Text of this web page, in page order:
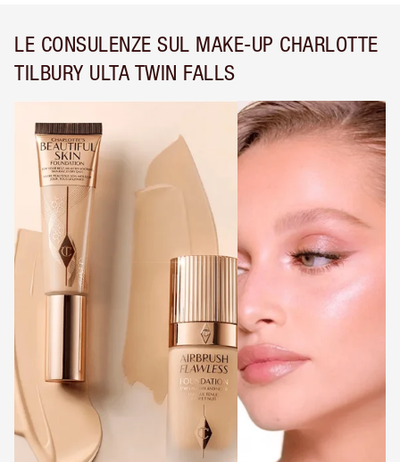
LE CONSULENZE SUL MAKE-UP CHARLOTTE
TILBURY ULTA TWIN FALLS